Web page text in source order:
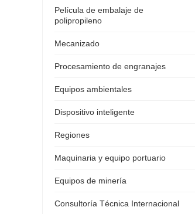
Película de embalaje de
polipropileno
Mecanizado
Procesamiento de engranajes
Equipos ambientales
Dispositivo inteligente
Regiones
Maquinaria y equipo portuario
Equipos de minería
Consultoría Técnica Internacional